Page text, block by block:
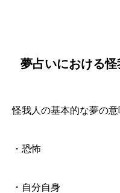
夢占いにおける
怪我人の基本的な夢の意
・恐怖
・自分自身